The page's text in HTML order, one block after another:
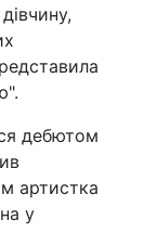
дебютом
артистка
у